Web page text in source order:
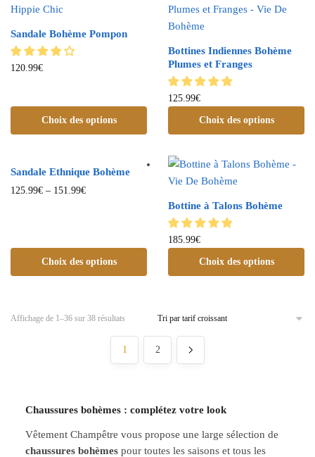
Sandale Bohème Pompon
120.99€
Choix des options
Bottines Indiennes Bohème
Plumes et Franges
125.99€
Choix des options
Sandale Ethnique Bohème
125.99€ – 151.99€
Choix des options
Bottine à Talons Bohème
185.99€
Choix des options
Affichage de 1–36 sur 38 résultats
1 2
Chaussures bohèmes : complétez votre look
Vêtement Champêtre vous propose une large sélection de
chaussures bohèmes pour toutes les saisons et tous les